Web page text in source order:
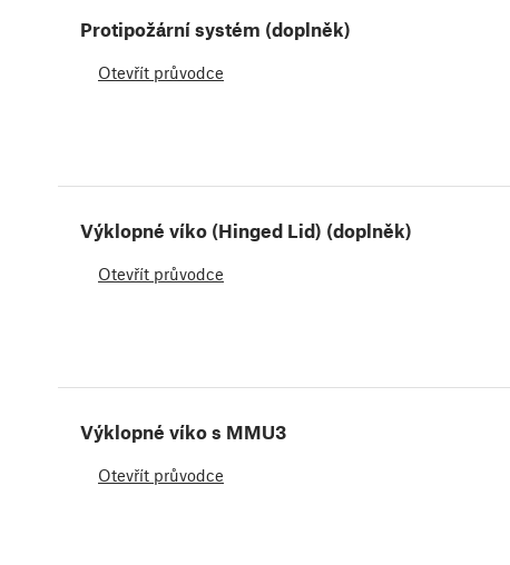
Protipožární systém (doplněk)
Otevřít průvodce
Výklopné víko (Hinged Lid) (doplněk)
Otevřít průvodce
Výklopné víko s MMU3
Otevřít průvodce